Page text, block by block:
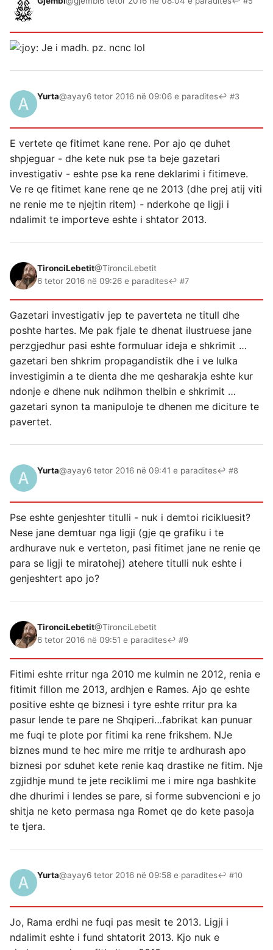
Je i madh. pz. ncnc lol
Yurta@ayay6 tetor 2016 në 09:06 e paradites↩ #3
E vertete qe fitimet kane rene. Por ajo qe duhet
shpjeguar - dhe kete nuk pse ta beje gazetari
investigativ - eshte pse ka rene deklarimi i fitimeve.
Ve re qe fitimet kane rene qe ne 2013 (dhe prej atij viti
ne renie me te njejtin ritem) - nderkohe qe ligji i
ndalimit te importeve eshte i shtator 2013.
TironciLebetit@TironciLebetit
6 tetor 2016 në 09:26 e paradites↩ #7
Gazetari investigativ jep te paverteta ne titull dhe
poshte hartes. Me pak fjale te dhenat ilustruese jane
perzgjedhur pasi eshte formuluar ideja e shkrimit …
gazetari ben shkrim propagandistik dhe i ve lulka
investigimin a te dienta dhe me qesharakja eshte kur
ndonje e dhene nuk ndihmon thelbin e shkrimit …
gazetari synon ta manipuloje te dhenen me diciture te
pavertet.
Yurta@ayay6 tetor 2016 në 09:41 e paradites↩ #8
Pse eshte genjeshter titulli - nuk i demtoi ricikluesit?
Nese jane demtuar nga ligji (gje qe grafiku i te
ardhurave nuk e verteton, pasi fitimet jane ne renie qe
para se ligji te miratohej) atehere titulli nuk eshte i
genjeshtert apo jo?
TironciLebetit@TironciLebetit
6 tetor 2016 në 09:51 e paradites↩ #9
Fitimi eshte rritur nga 2010 me kulmin ne 2012, renia e
fitimit fillon me 2013, ardhjen e Rames. Ajo qe eshte
positive eshte qe biznesi i tyre eshte rritur pra ka
pasur lende te pare ne Shqiperi…fabrikat kan punuar
me fuqi te plote por fitimi ka rene frikshem. NJe
biznes mund te hec mire me rritje te ardhurash apo
biznesi por sduhet kete renie kaq drastike ne fitim. Nje
zgjidhje mund te jete reciklimi me i mire nga bashkite
dhe dhurimi i lendes se pare, si forme subvencioni e jo
shitja ne keto permasa nga Romet qe do kete pasoja
te tjera.
Yurta@ayay6 tetor 2016 në 09:58 e paradites↩ #10
Jo, Rama erdhi ne fuqi pas mesit te 2013. Ligji i
ndalimit eshte i fund shtatorit 2013. Kjo nuk e